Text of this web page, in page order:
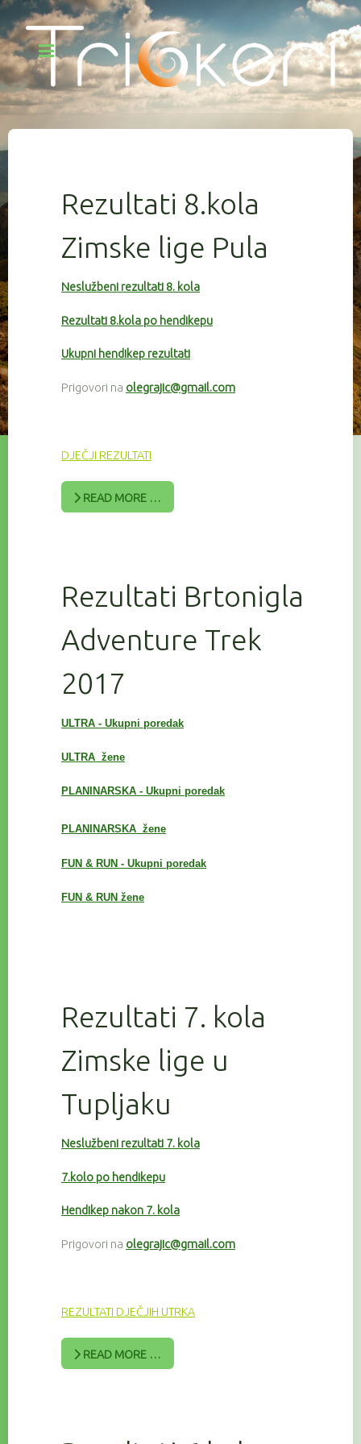
Rezultati 8.kola
Zimske lige Pula
Neslužbeni rezultati 8. kola
Rezultati 8.kola po hendikepu
Ukupni hendikep rezultati
Prigovori na olegrajic@gmail.com
DJEČJI REZULTATI
READ MORE …
Rezultati Brtonigla
Adventure Trek
2017
ULTRA - Ukupni poredak
ULTRA žene
PLANINARSKA - Ukupni poredak
PLANINARSKA žene
FUN & RUN - Ukupni poredak
FUN & RUN žene
Rezultati 7. kola
Zimske lige u
Tupljaku
Neslužbeni rezultati 7. kola
7.kolo po hendikepu
Hendikep nakon 7. kola
Prigovori na olegrajic@gmail.com
REZULTATI DJEČJIH UTRKA
READ MORE …